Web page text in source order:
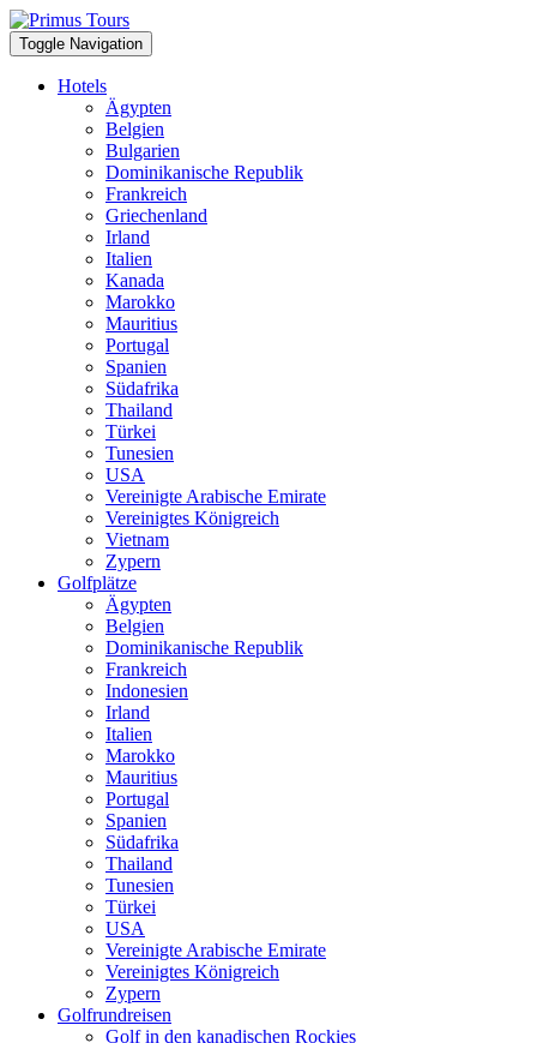
Toggle Navigation
Hotels
Ägypten
Belgien
Bulgarien
Dominikanische Republik
Frankreich
Griechenland
Irland
Italien
Kanada
Marokko
Mauritius
Portugal
Spanien
Südafrika
Thailand
Türkei
Tunesien
USA
Vereinigte Arabische Emirate
Vereinigtes Königreich
Vietnam
Zypern
Golfplätze
Ägypten
Belgien
Dominikanische Republik
Frankreich
Indonesien
Irland
Italien
Marokko
Mauritius
Portugal
Spanien
Südafrika
Thailand
Tunesien
Türkei
USA
Vereinigte Arabische Emirate
Vereinigtes Königreich
Zypern
Golfrundreisen
Golf in den kanadischen Rockies